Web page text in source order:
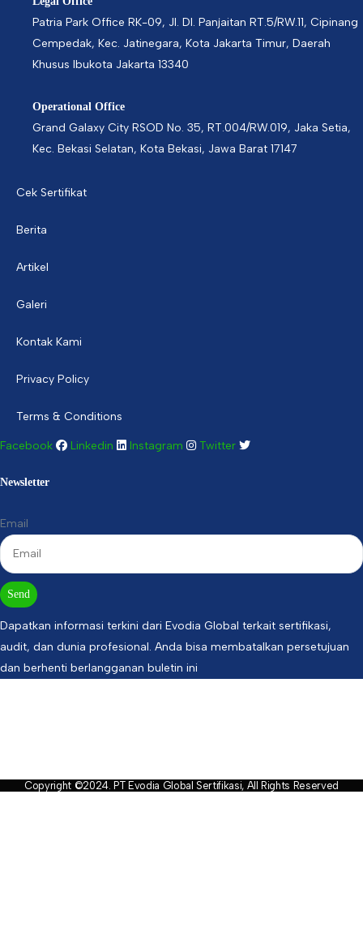
Patria Park Office RK-09, Jl. DI. Panjaitan RT.5/RW.11, Cipinang
Cempedak, Kec. Jatinegara, Kota Jakarta Timur, Daerah
Khusus Ibukota Jakarta 13340
Operational Office
Grand Galaxy City RSOD No. 35, RT.004/RW.019, Jaka Setia,
Kec. Bekasi Selatan, Kota Bekasi, Jawa Barat 17147
Cek Sertifikat
Berita
Artikel
Galeri
Kontak Kami
Privacy Policy
Terms & Conditions
Facebook Linkedin Instagram Twitter
Newsletter
Email
Send
Dapatkan informasi terkini dari Evodia Global terkait sertifikasi,
audit, dan dunia profesional. Anda bisa membatalkan persetujuan
dan berhenti berlangganan buletin ini
Copyright ©2024. PT Evodia Global Sertifikasi, All Rights Reserved